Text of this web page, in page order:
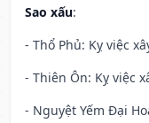
Sao xấu:
- Thổ Phủ: Kỵ việc
- Thiên Ôn: Kỵ việc
- Nguyệt Yếm Đại